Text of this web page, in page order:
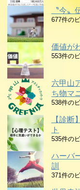
〝今〟
677件の
価値が
553件の
六甲山
ち物マ
538件の
【診断
ト
535件の
ハーバ
訓
371件の